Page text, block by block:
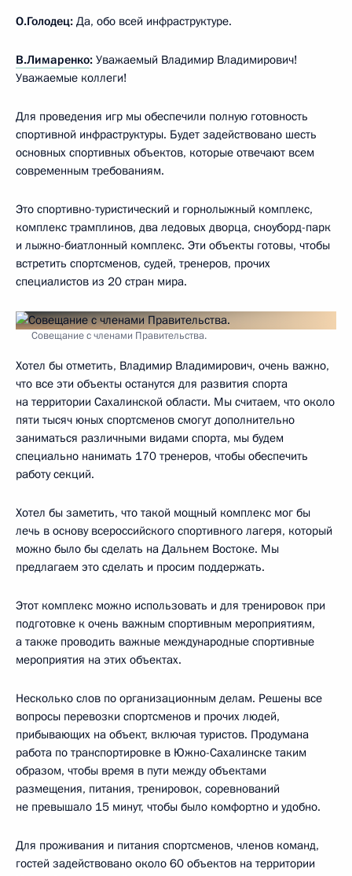
О.Голодец: Да, обо всей инфраструктуре.
В.Лимаренко: Уважаемый Владимир Владимирович!
Уважаемые коллеги!
Для проведения игр мы обеспечили полную готовность
спортивной инфраструктуры. Будет задействовано шесть
основных спортивных объектов, которые отвечают всем
современным требованиям.
Это спортивно-туристический и горнолыжный комплекс,
комплекс трамплинов, два ледовых дворца, сноуборд-парк
и лыжно-биатлонный комплекс. Эти объекты готовы, чтобы
встретить спортсменов, судей, тренеров, прочих
специалистов из 20 стран мира.
Совещание с членами Правительства.
Хотел бы отметить, Владимир Владимирович, очень важно,
что все эти объекты останутся для развития спорта
на территории Сахалинской области. Мы считаем, что около
пяти тысяч юных спортсменов смогут дополнительно
заниматься различными видами спорта, мы будем
специально нанимать 170 тренеров, чтобы обеспечить
работу секций.
Хотел бы заметить, что такой мощный комплекс мог бы
лечь в основу всероссийского спортивного лагеря, который
можно было бы сделать на Дальнем Востоке. Мы
предлагаем это сделать и просим поддержать.
Этот комплекс можно использовать и для тренировок при
подготовке к очень важным спортивным мероприятиям,
а также проводить важные международные спортивные
мероприятия на этих объектах.
Несколько слов по организационным делам. Решены все
вопросы перевозки спортсменов и прочих людей,
прибывающих на объект, включая туристов. Продумана
работа по транспортировке в Южно-Сахалинске таким
образом, чтобы время в пути между объектами
размещения, питания, тренировок, соревнований
не превышало 15 минут, чтобы было комфортно и удобно.
Для проживания и питания спортсменов, членов команд,
гостей задействовано около 60 объектов на территории